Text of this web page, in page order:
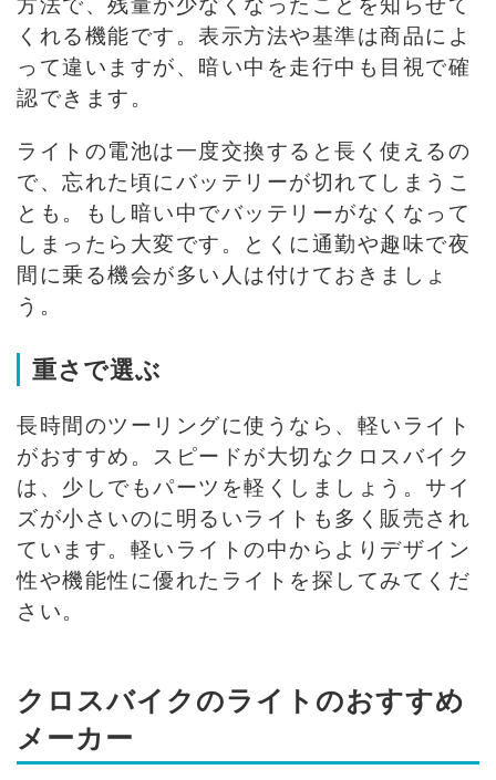
くれる機能です。表示方法や基準は商品によ
って違いますが、暗い中を走行中も目視で確
認できます。
ライトの電池は一度交換すると長く使えるの
で、忘れた頃にバッテリーが切れてしまうこ
とも。もし暗い中でバッテリーがなくなって
しまったら大変です。とくに通勤や趣味で夜
間に乗る機会が多い人は付けておきましょ
う。
重さで選ぶ
長時間のツーリングに使うなら、軽いライト
がおすすめ。スピードが大切なクロスバイク
は、少しでもパーツを軽くしましょう。サイ
ズが小さいのに明るいライトも多く販売され
ています。軽いライトの中からよりデザイン
性や機能性に優れたライトを探してみてくだ
さい。
クロスバイクのライトのおすすめ
メーカー